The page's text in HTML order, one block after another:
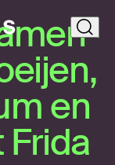
en